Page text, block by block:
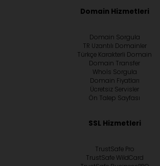
Domain Hizmetleri
Domain Sorgula
TR Uzantılı Domainler
Türkçe Karakterli Domain
Domain Transfer
Whoİs Sorgula
Domain Fiyatları
Ücretsiz Servisler
Ön Talep Sayfası
SSL Hizmetleri
TrustSafe Pro
TrustSafe WildCard